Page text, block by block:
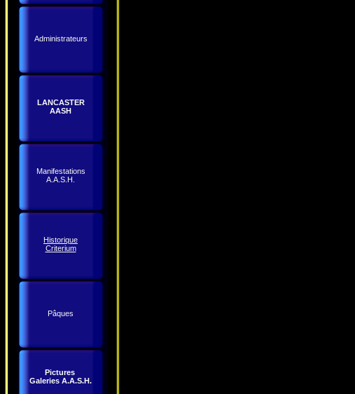
Administrateurs
LANCASTER
AASH
Manifestations
A.A.S.H.
Historique
Criterium
Pâques
Pictures
Galeries A.A.S.H.